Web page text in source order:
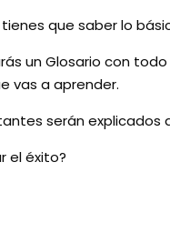
que saber lo
un Glosario con
vas a aprender.
serán
el éxito?